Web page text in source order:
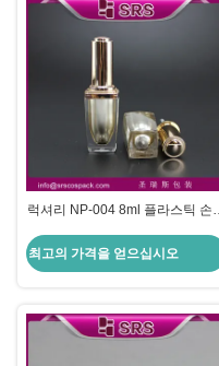
럭셔리 NP-004 8ml 플라스틱 손톱
최고의 가격을 얻으십시오